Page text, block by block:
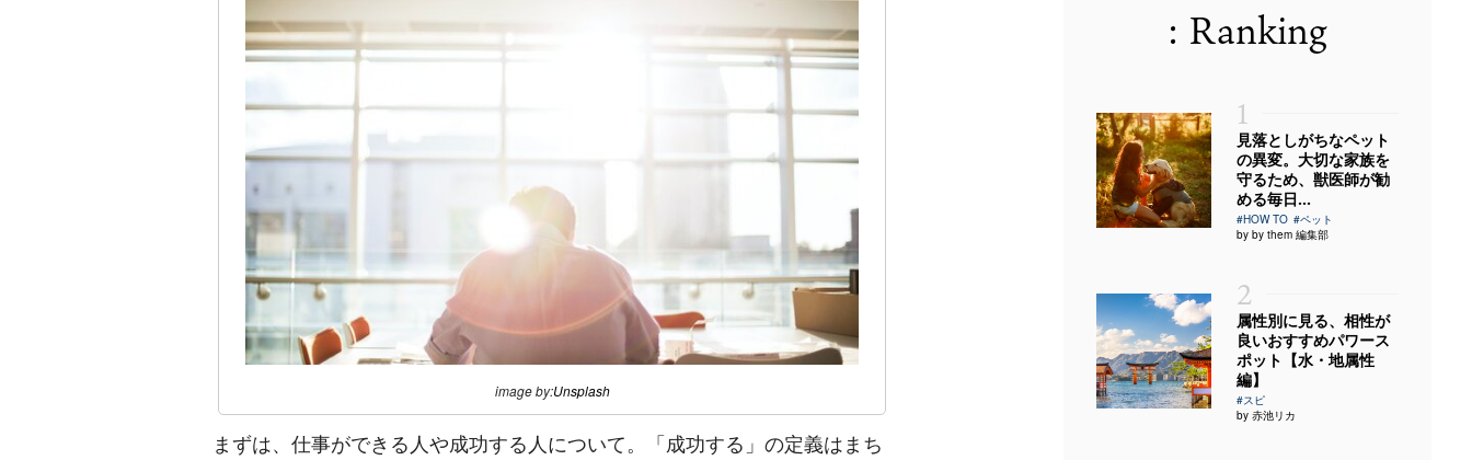
image by:Unsplash
まずは、仕事ができる人や成功する人について。「成功する」の定義はまち
: Ranking
1
見落としがちなペット
の異変。大切な家族を
守るため、獣医師が勧
める毎日...
#HOW TO #ペット
by by them 編集部
2
属性別に見る、相性が
良いおすすめパワース
ポット【水・地属性
編】
#スピ
by 赤池リカ